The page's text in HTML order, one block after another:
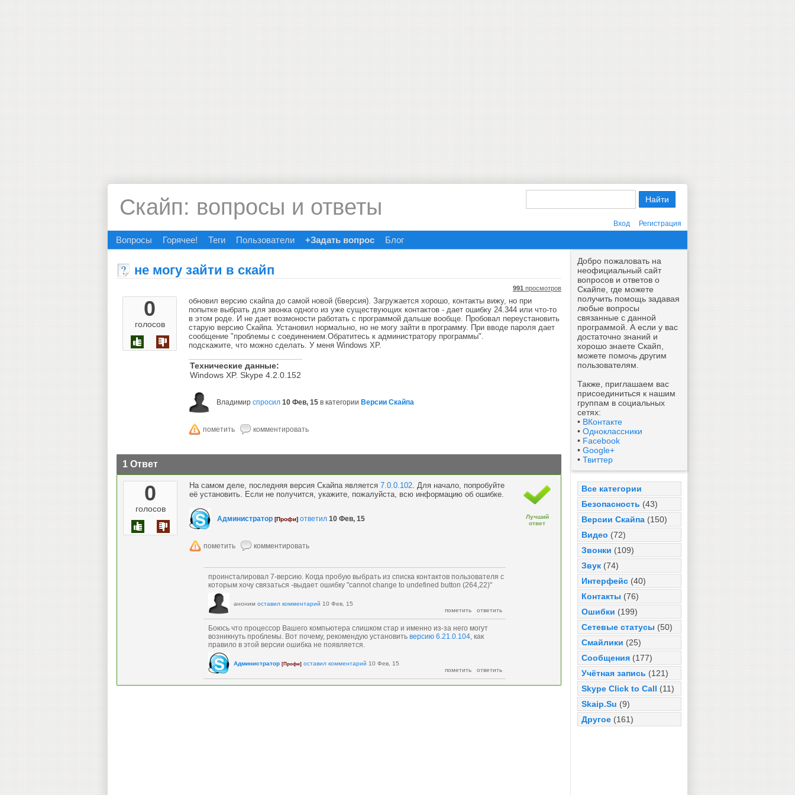
Скайп: вопросы и ответы
Вход Регистрация
Вопросы Горячее! Теги Пользователи +Задать вопрос Блог
Добро пожаловать на
неофициальный сайт
вопросов и ответов о
Скайпе, где можете
получить помощь задавая
любые вопросы
связанные с данной
программой. А если у вас
достаточно знаний и
хорошо знаете Скайп,
можете помочь другим
пользователям.
Также, приглашаем вас
присоединиться к нашим
группам в социальных
сетях:
• ВКонтакте
• Одноклассники
• Facebook
• Google+
• Твиттер
Все категории
Безопасность (43)
Версии Скайпа (150)
Видео (72)
Звонки (109)
Звук (74)
Интерфейс (40)
Контакты (76)
Ошибки (199)
Сетевые статусы (50)
Смайлики (25)
Сообщения (177)
Учётная запись (121)
Skype Click to Call (11)
Skaip.Su (9)
Другое (161)
не могу зайти в скайп
0
голосов
991 просмотров
обновил версию скайпа до самой новой (6версия). Загружается хорошо, контакты вижу, но при
попытке выбрать для звонка одного из уже существующих контактов - дает ошибку 24.344 или что-то
в этом роде. И не дает возмоности работать с программой дальше вообще. Пробовал переустановить
старую версию Скайпа. Установил нормально, но не могу зайти в программу. При вводе пароля дает
сообщение "проблемы с соединением.Обратитесь к администратору программы".
подскажите, что можно сделать. У меня Windows XP.
Технические данные:
Windows XP. Skype 4.2.0.152
Владимир спросил 10 Фев, 15 в категории Версии Скайпа
1 Ответ
0
голосов
Лучший
ответ
На самом деле, последняя версия Скайпа является 7.0.0.102. Для начало, попробуйте
её установить. Если не получится, укажите, пожалуйста, всю информацию об ошибке.
Администратор [Профи] ответил 10 Фев, 15
проинсталировал 7-версию. Когда пробую выбрать из списка контактов пользователя с
которым хочу связаться -выдает ошибку "cannot change to undefined button (264,22)"
аноним оставил комментарий 10 Фев, 15
Боюсь что процессор Вашего компьютера слишком стар и именно из-за него могут
возникнуть проблемы. Вот почему, рекомендую установить версию 6.21.0.104, как
правило в этой версии ошибка не появляется.
Администратор [Профи] оставил комментарий 10 Фев, 15